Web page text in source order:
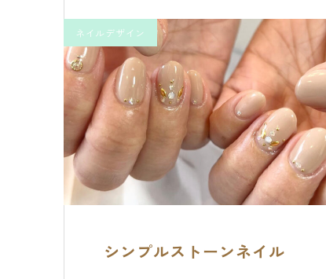
ネイルデザイン
シンプルストーンネイル